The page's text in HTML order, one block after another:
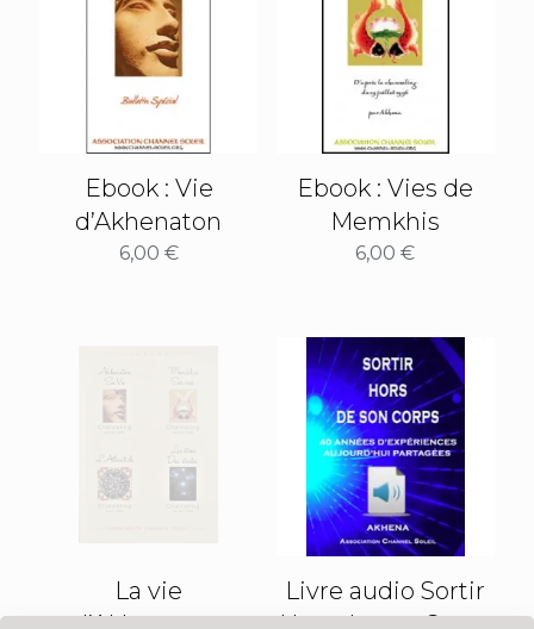
Ebook : Vie
d’Akhenaton
6,00 €
Ebook : Vies de
Memkhis
6,00€
La vie
Livre audio Sortir